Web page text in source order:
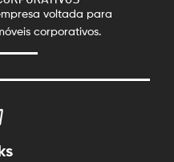
voltada para
corporativos.